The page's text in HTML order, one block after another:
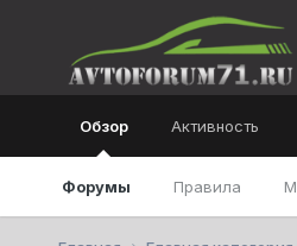
Обзор
Форумы Правила
Активность